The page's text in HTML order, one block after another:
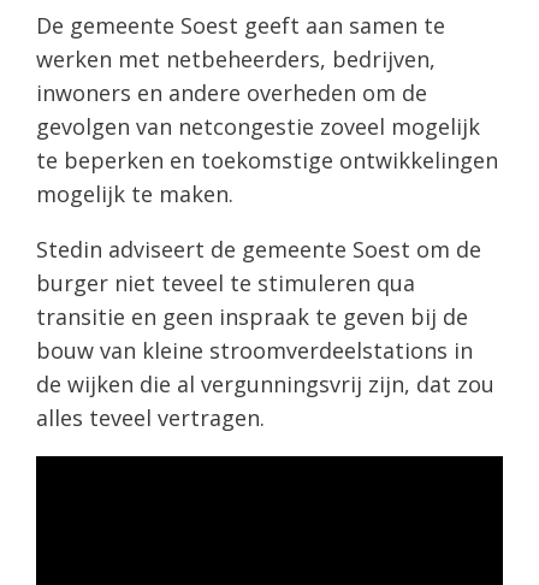
De gemeente Soest geeft aan samen te
werken met netbeheerders, bedrijven,
inwoners en andere overheden om de
gevolgen van netcongestie zoveel mogelijk
te beperken en toekomstige ontwikkelingen
mogelijk te maken.
Stedin adviseert de gemeente Soest om de
burger niet teveel te stimuleren qua
transitie en geen inspraak te geven bij de
bouw van kleine stroomverdeelstations in
de wijken die al vergunningsvrij zijn, dat zou
alles teveel vertragen.